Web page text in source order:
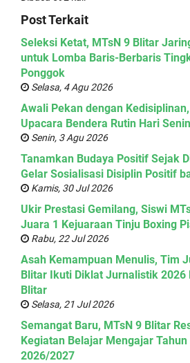
Post Terkait
Seleksi Ketat, MTsN 9 Blitar
untuk Lomba Baris-Berbaris
Ponggok
Selasa, 4 Agu 2026
Awali Pekan dengan
Upacara Bendera Rutin Hari Senin
Senin, 3 Agu 2026
Tanamkan Budaya Positif Sejak
Gelar Sosialisasi Disiplin Positif
Kamis, 30 Jul 2026
Ukir Prestasi Gemilang, Siswi
Juara 1 Kejuaraan Tinju Boxing
Rabu, 22 Jul 2026
Asah Kemampuan Menulis, Tim
Blitar Ikuti Diklat Jurnalistik 2026
Blitar
Selasa, 21 Jul 2026
Semangat Baru, MTsN 9 Blitar
Kegiatan Belajar Mengajar
2026/2027